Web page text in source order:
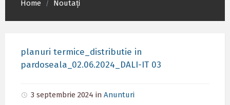
Home / Noutați
planuri termice_distributie in
pardoseala_02.06.2024_DALI-IT 03
3 septembrie 2024 in Anunturi